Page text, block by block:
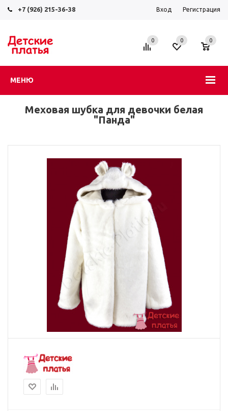
+7 (926) 215-36-38 Вход Регистрация
МЕНЮ
0 0 0
Меховая шубка для девочки белая
"Панда"